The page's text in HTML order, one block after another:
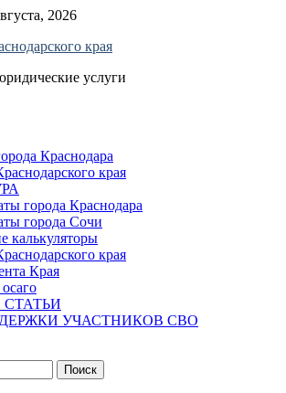
2026
края
услуги
Краснодара
края
города Краснодара
города Сочи
калькуляторы
края
Края
УЧАСТНИКОВ СВО